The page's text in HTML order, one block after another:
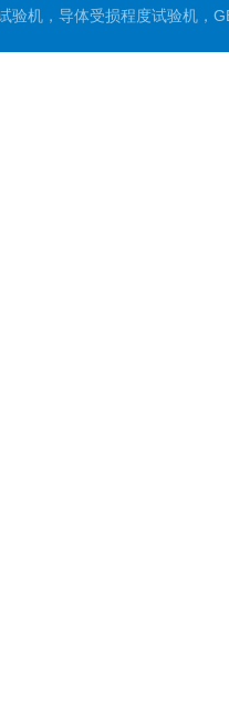
验机，导体受损程度试验机，